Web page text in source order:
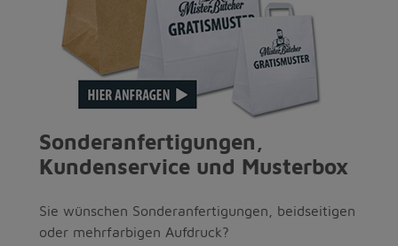
Sonderanfertigungen,
Kundenservice und Musterbox
Sie wünschen Sonderanfertigungen, beidseitigen
oder mehrfarbigen Aufdruck?